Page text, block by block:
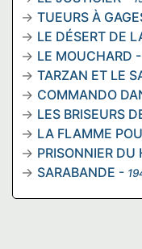
TUEURS À
LE DÉSERT DE
LE MOUCHARD -
TARZAN ET LE
COMMANDO
LES BRISEURS
LA FLAMME
PRISONNIER DU
SARABANDE -